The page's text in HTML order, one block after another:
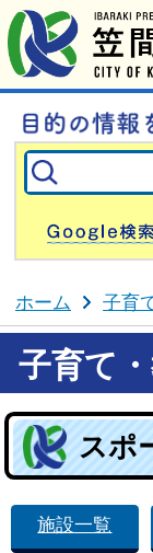
ホーム 子育
子育て
スポ
施設一覧